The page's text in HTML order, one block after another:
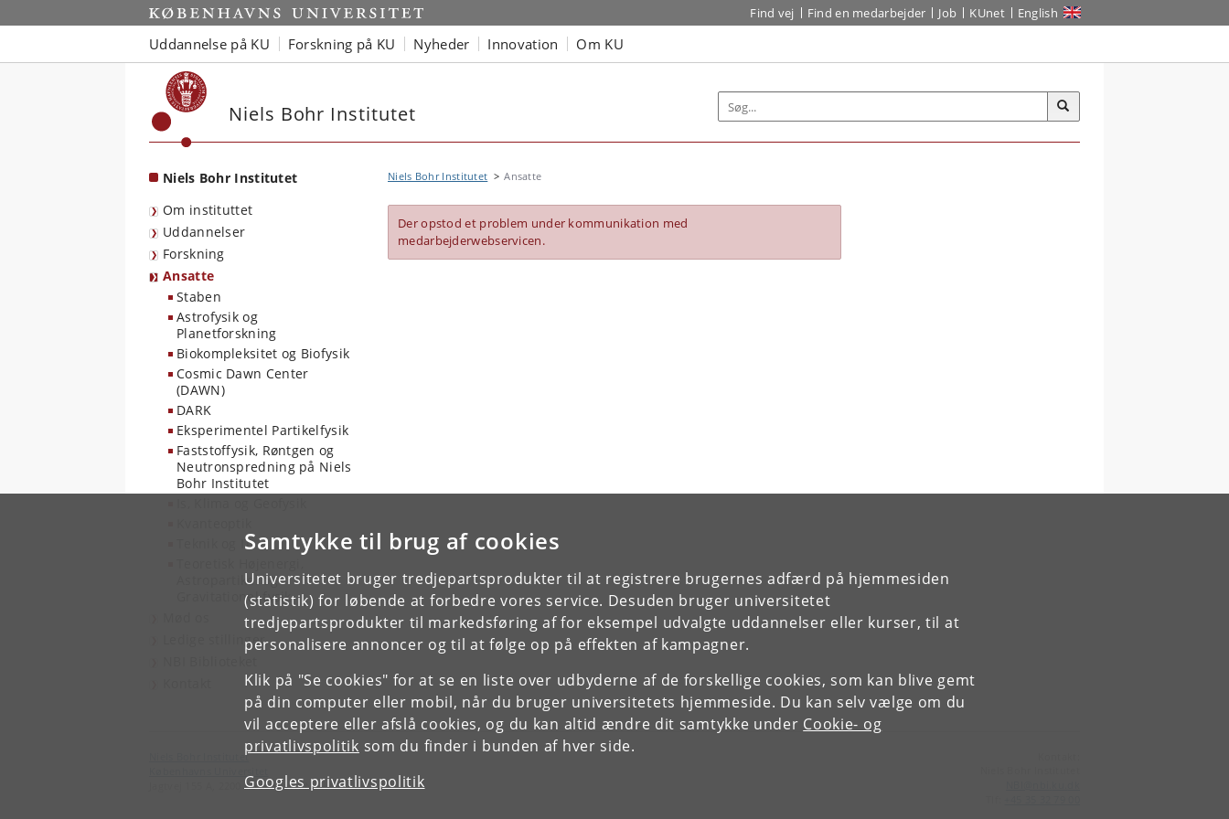
Samtykke til brug af cookies
Universitetet bruger tredjepartsprodukter til at registrere brugernes adfærd på hjemmesiden
(statistik) for løbende at forbedre vores service. Desuden bruger universitetet
tredjepartsprodukter til markedsføring af for eksempel udvalgte uddannelser eller kurser, til at
personalisere annoncer og til at følge op på effekten af kampagner.
Klik på "Se cookies" for at se en liste over udbyderne af de forskellige cookies, som kan blive gemt
på din computer eller mobil, når du bruger universitetets hjemmeside. Du kan selv vælge om du
vil acceptere eller afslå cookies, og du kan altid ændre dit samtykke under Cookie- og
privatlivspolitik som du finder i bunden af hver side.
Googles privatlivspolitik
Start Find vej Find en medarbejder Job KUnet English
Uddannelse på KU Forskning på KU Nyheder Innovation Om KU
Niels Bohr Institutet
Niels Bohr Institutet
Om instituttet
Uddannelser
Forskning
Ansatte
Staben
Astrofysik og
Planetforskning
Biokompleksitet og Biofysik
Cosmic Dawn Center
(DAWN)
DARK
Eksperimentel Partikelfysik
Faststoffysik, Røntgen og
Neutronspredning på Niels
Bohr Institutet
Teknik og IT
Astropartikel og
Gravitationel fysik
Ledige stillinger
Niels Bohr Institutet Ansatte
Der opstod et problem under kommunikation med
medarbejderwebservicen.
Niels Bohr Institutet
Jagtvej 155 A, 2200 København N.